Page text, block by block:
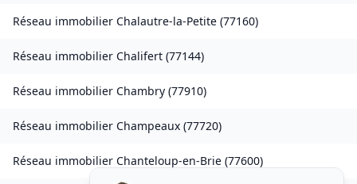
Réseau immobilier Chalautre-la-Petite (77160)
Réseau immobilier Chalifert (77144)
Réseau immobilier Chambry (77910)
Réseau immobilier Champeaux (77720)
Réseau immobilier Chanteloup-en-Brie (77600)